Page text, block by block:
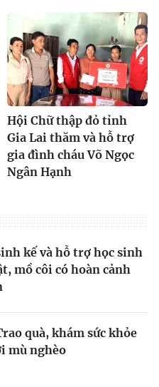
Hội Chữ thập đỏ tỉnh
Gia Lai thăm và hỗ trợ
gia đình cháu Võ Ngọc
Ngân Hạnh
kế và hỗ trợ học sinh
mồ côi có hoàn cảnh
quà, khám sức khỏe
mù nghèo